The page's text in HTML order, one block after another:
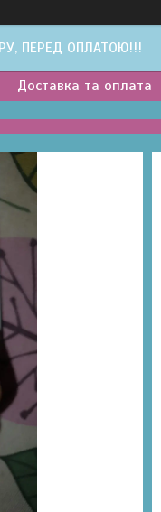
ПЕРЕД ОПЛАТОЮ!!!
Доставка та оплата